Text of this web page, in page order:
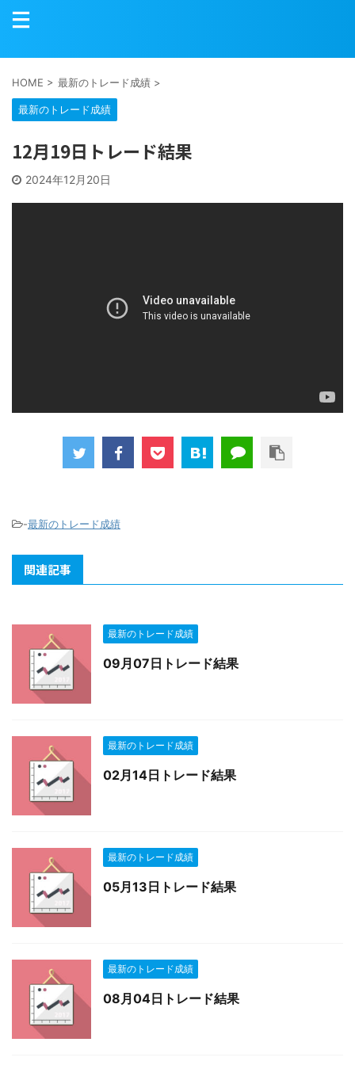
HOME > 最新のトレード成績 >
最新のトレード成績
12月19日トレード結果
2024年12月20日
-最新のトレード成績
関連記事
最新のトレード成績
09月07日トレード結果
最新のトレード成績
02月14日トレード結果
最新のトレード成績
05月13日トレード結果
最新のトレード成績
08月04日トレード結果